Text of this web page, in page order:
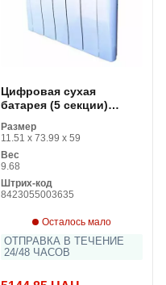
Цифровая сухая
батарея (5 секции)
Белый
Размер
11.51 x 73.99 x 59
Вес
9.68
Штрих-код
8423055003635
Осталось мало
ОТПРАВКА В ТЕЧЕНИЕ
24/48 ЧАСОВ